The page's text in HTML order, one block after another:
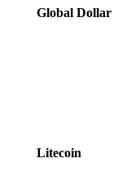
Global Dollar
Litecoin